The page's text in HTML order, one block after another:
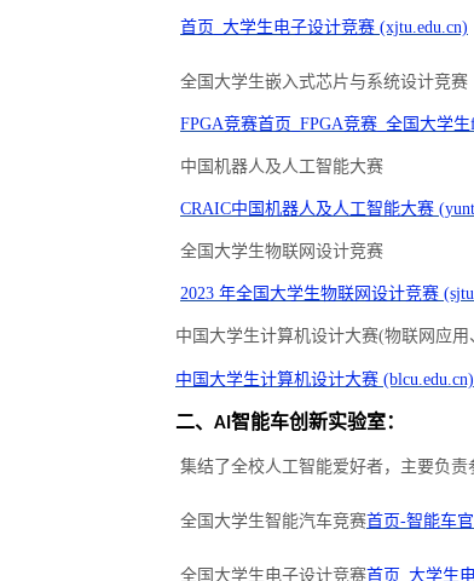
首页 _大学生电子设计竞赛 (xjtu.edu.cn)
全国大学生嵌入式芯片与系统设计竞赛
FPGA竞赛首页_FPGA竞赛_全国大学
中国机器人及人工智能大赛
CRAIC中国机器人及人工智能大赛
全国大学生物联网设计竞赛
2023 年全国大学生物联网设计竞赛
中国大学生计算机设计大赛(物联网应用
中国大学生计算机设计大赛 (blcu.edu.cn)
二、 AI 智能车创新实验室：
集结了全校人工智能爱好者，主要负责
全国大学生智能汽车竞赛首页-智能车官
全国大学生电子设计竞赛首页 _大学生